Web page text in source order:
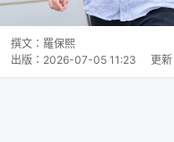
撰文： 羅保熙
出版： 2026-07-05 11:23 更新